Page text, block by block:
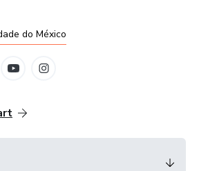
do México